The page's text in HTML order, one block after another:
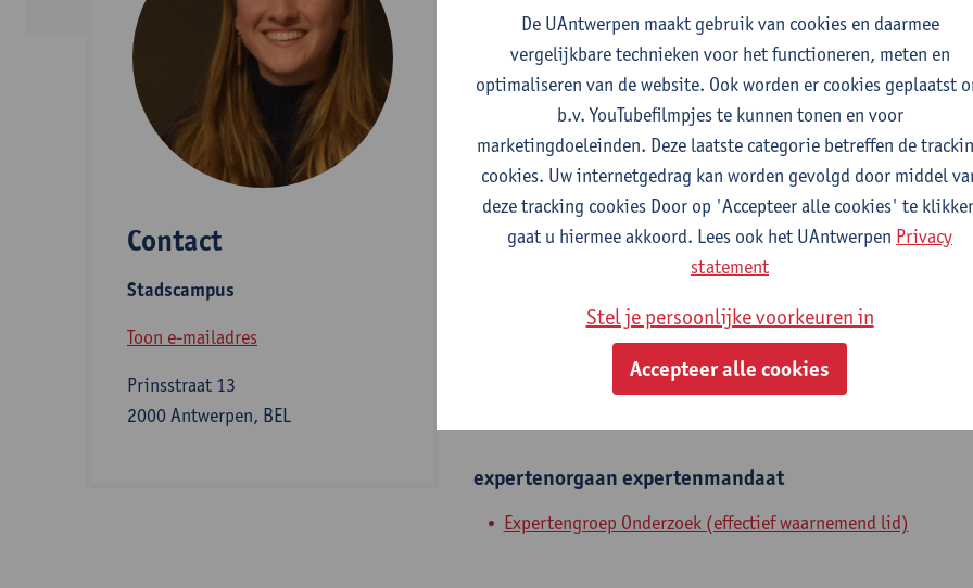
Contact
Stadscampus
Toon e-mailadres
Prinsstraat 13
2000 Antwerpen, BEL
Afdeling
Departement Engineering Management
Statuut & functies
Bijzonder academisch personeel
senior onderzoeker
expertenorgaan expertenmandaat
Expertengroep Onderzoek (effectief waarnemend lid)
De UAntwerpen maakt gebruik van cookies en daarmee
vergelijkbare technieken voor het functioneren, meten en
optimaliseren van de website. Ook worden er cookies geplaatst
b.v. YouTubefilmpjes te kunnen tonen en voor
marketingdoeleinden. Deze laatste categorie betreffen de
cookies. Uw internetgedrag kan worden gevolgd door middel
deze tracking cookies Door op 'Accepteer alle cookies' te
gaat u hiermee akkoord. Lees ook het UAntwerpen Privacy
statement
Stel je persoonlijke voorkeuren in
Accepteer alle cookies